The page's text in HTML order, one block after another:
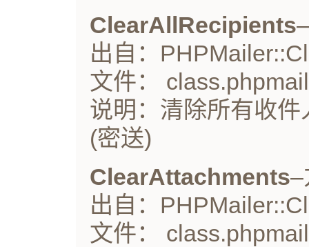
ClearAllRecipients
出自：
文件：
说明：清除所有收
(密送)
ClearAttachments–
出自：
文件：